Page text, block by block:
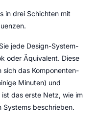
in drei Schichten mit
jede Design-System-
oder Äquivalent. Diese
sich das Komponenten-
Minuten) und
das erste Netz, wie im
Systems beschrieben.